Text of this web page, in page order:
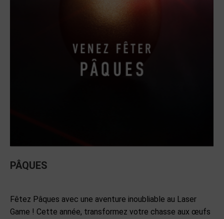
PÂQUES
Fêtez Pâques avec une aventure inoubliable au Laser
Game ! Cette année, transformez votre chasse aux œufs